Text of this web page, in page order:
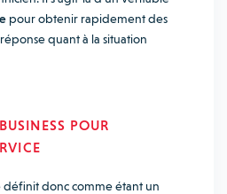
pour obtenir rapidement des
quant à la situation
POUR
définit donc comme étant un